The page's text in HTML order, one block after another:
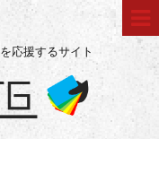
応援するサイト